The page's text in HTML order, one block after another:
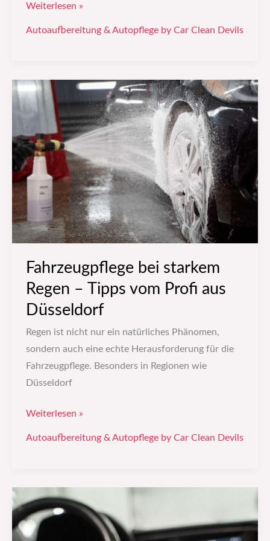
Weiterlesen »
Autoaufbereitung & Autopflege by Car Clean Devils
Fahrzeugpflege bei starkem
Regen – Tipps vom Profi aus
Düsseldorf
Regen ist nicht nur ein natürliches Phänomen,
sondern auch eine echte Herausforderung für die
Fahrzeugpflege. Besonders in Regionen wie
Düsseldorf
Fahrzeugpflege
bei
starkem
Regen
–
Tipps
vom
Profi
aus
Düsseldorf
Weiterlesen »
Autoaufbereitung & Autopflege by Car Clean Devils
Tipps
zur
Pflege